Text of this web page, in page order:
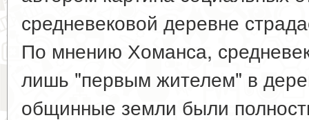
средневековой деревне
По мнению Хоманса,
лишь "первым жителем" в
общинные земли были